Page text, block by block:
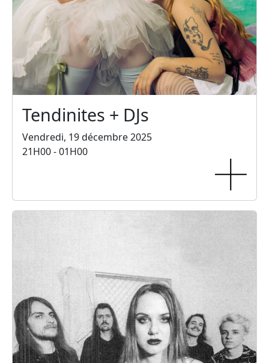
Tendinites + DJs
Vendredi, 19 décembre 2025
21H00 - 01H00